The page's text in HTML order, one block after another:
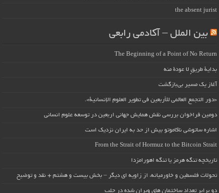
the absent jurist
بین الملل – آکادمی رابعی
The Beginning of a Point of No Return
بداية طريقٍ لا عودة منه
آغاز یک مسیر بی‌بازگشت
«دور التجمع العالمي للأربعين في تطوير العلوم الإنسانية».
دومین فراخوان بررسی نقش همایش جهانی اربعین در توسعه علوم انسانی
اشاره ساتوشی ناکاموتو بیش از حد به ایران نزدیک است
From the Strait of Hormuz to the Bitcoin Strait
تاریخچه تنگه هرمز یا تنگه اهورامزدا
تحولات فلسطین و خاورمیانه، از زاویه ای دیگر – بخش بیست و هشتم + نقد و توضیح
دو برابر تعداد ساختمان های ویران شده در حلب